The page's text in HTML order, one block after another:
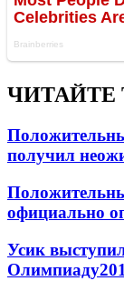
ЧИТАЙТЕ
получил
официально
Усик
Олимпиаду201